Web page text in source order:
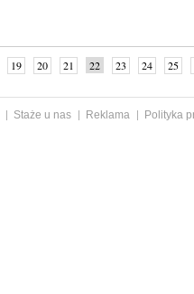
19 20 21 22 23 24 25
Staże u nas Reklama
Polityka